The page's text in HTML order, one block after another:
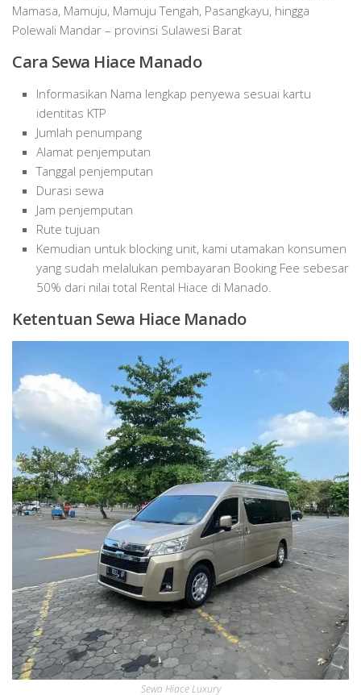
Mamasa, Mamuju, Mamuju Tengah, Pasangkayu, hingga
Polewali Mandar – provinsi Sulawesi Barat
Cara Sewa Hiace Manado
Informasikan Nama lengkap penyewa sesuai kartu
identitas KTP
Jumlah penumpang
Alamat penjemputan
Tanggal penjemputan
Durasi sewa
Jam penjemputan
Rute tujuan
Kemudian untuk blocking unit, kami utamakan konsumen
yang sudah melalukan pembayaran Booking Fee sebesar
50% dari nilai total Rental Hiace di Manado.
Ketentuan Sewa Hiace Manado
Sewa Hiace Luxury